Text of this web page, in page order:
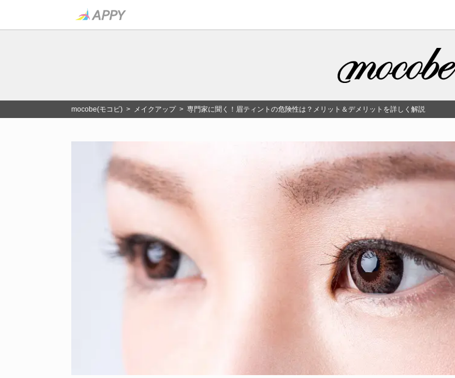
mocobe(モコビ) > メイクアップ> 専門家に聞く！眉ティントの危険性は？メリット＆デメリットを詳しく解説